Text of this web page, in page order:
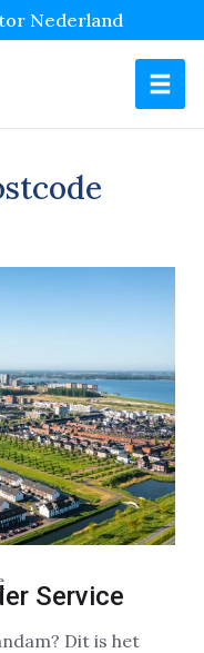
Nederland
Service
Dit is het